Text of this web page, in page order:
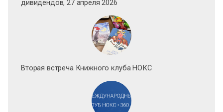
дивидендов, 27 апреля 2026
Вторая встреча Книжного клуба НОКС